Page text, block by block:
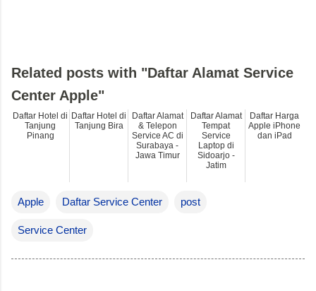
Apple Daftar Service Center post
Service Center
Related posts with "Daftar Alamat Service
Center Apple"
Daftar Hotel di
Tanjung
Pinang
Daftar Hotel di
Tanjung Bira
Daftar Alamat
& Telepon
Service AC di
Surabaya -
Jawa Timur
Daftar Alamat
Tempat
Service
Laptop di
Sidoarjo -
Jatim
Daftar Harga
Apple iPhone
dan iPad